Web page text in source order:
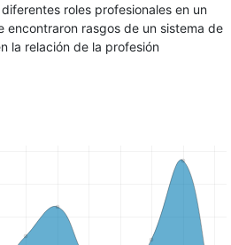
roles profesionales en un
encontraron rasgos de un sistema de
la relación de la profesión